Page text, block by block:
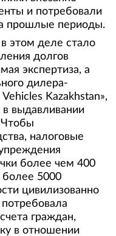
и потребовали
прошлые периоды.
этом деле стало
долгов
экспертиза, а
дилера-
Kazakhstan»,
в выдавливании
Чтобы
налоговые
более чем 400
более 5000
цивилизованно
граждан,
в отношении